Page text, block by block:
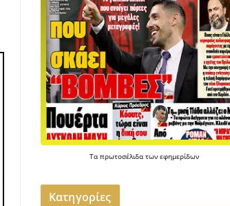
Τα πρωτοσέλιδα των εφημερίδων
Kατηγορίες